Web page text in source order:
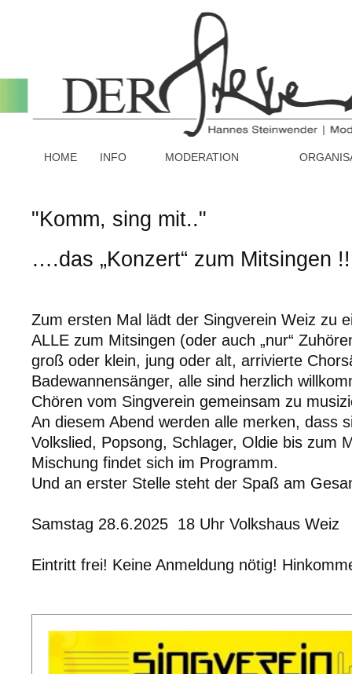
HOME INFO MODERATION
"Komm, sing mit.."
….das „Konzert“ zum Mitsingen !!
Zum ersten Mal lädt der Singverein Weiz zu
ALLE zum Mitsingen (oder auch „nur“
groß oder klein, jung oder alt, arrivierte
Badewannensänger, alle sind herzlich
Chören vom Singverein gemeinsam zu
An diesem Abend werden alle merken, dass
Volkslied, Popsong, Schlager, Oldie bis zum
Mischung findet sich im Programm.
Und an erster Stelle steht der Spaß am
Samstag 28.6.2025 18 Uhr Volkshaus Weiz
Eintritt frei! Keine Anmeldung nötig!